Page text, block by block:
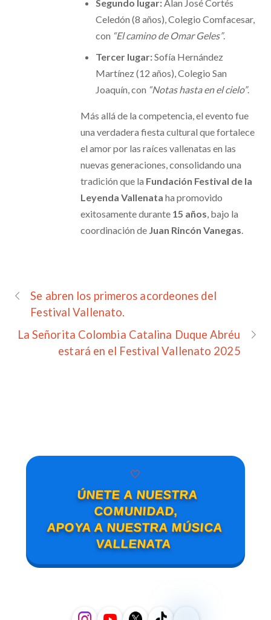
Segundo lugar:Alan José Cortés
Celedón (8 años), Colegio Comfacesar,
con “El camino de Omar Geles”.
Tercer lugar:Sofía Hernández
Martínez (12 años), Colegio San
Joaquín, con “Notas hasta en el cielo”.
Más allá de la competencia, el evento fue
una verdadera fiesta cultural que fortalece
el amor por las raíces vallenatas en las
nuevas generaciones, consolidando una
tradición que la Fundación Festival de la
Leyenda Vallenata ha promovido
exitosamente durante 15 años, bajo la
coordinación de Juan Rincón Vanegas.
Se abren los primeros acordeones del
Festival Vallenato.
La Señorita Colombia Catalina Duque Abréu
estará en el Festival Vallenato 2025
🤍
ÚNETE A NUESTRA
COMUNIDAD,
APOYA A NUESTRA MÚSICA
VALLENATA